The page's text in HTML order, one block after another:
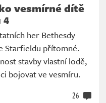
vesmírné dítě
4
her Bethesdy
Starfieldu přítomné.
stavby vlastní lodě,
bojovat ve vesmíru.
26